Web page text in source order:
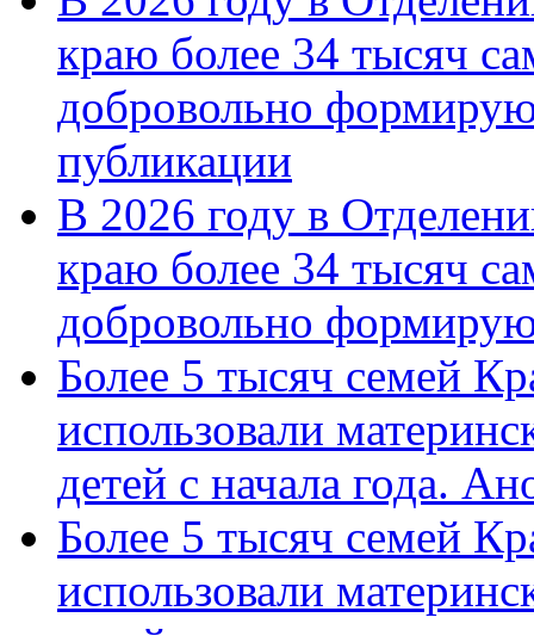
краю более 34 тысяч
добровольно
публикации
В 2026 году в
краю более 34 тысяч
добровольно
Более 5 тысяч семей
использовали
детей с начала года.
Более 5 тысяч семей
использовали